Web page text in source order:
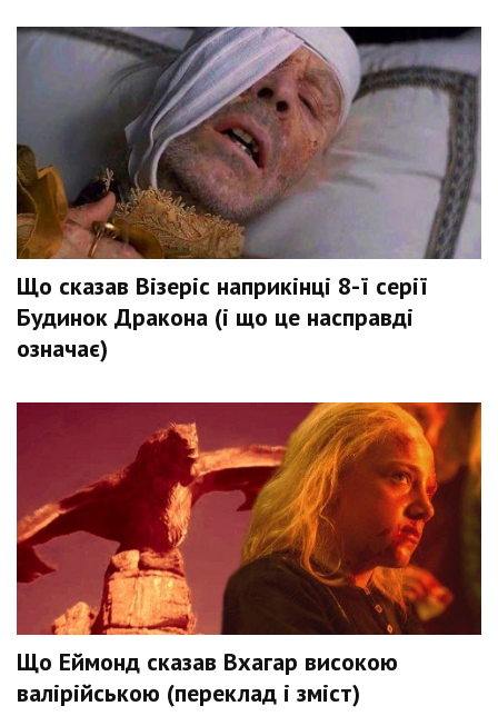
Що сказав Візеріс наприкінці 8-ї серії
Будинок Дракона (і що це насправді
означає)
Що Еймонд сказав Вхагар високою
валірійською (переклад і зміст)